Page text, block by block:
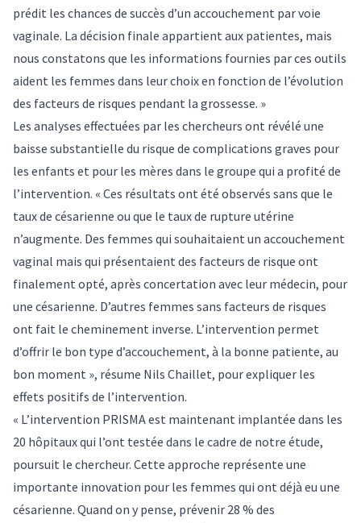
prédit les chances de succès d’un accouchement par voie
vaginale. La décision finale appartient aux patientes, mais
nous constatons que les informations fournies par ces outils
aident les femmes dans leur choix en fonction de l’évolution
des facteurs de risques pendant la grossesse. »
Les analyses effectuées par les chercheurs ont révélé une
baisse substantielle du risque de complications graves pour
les enfants et pour les mères dans le groupe qui a profité de
l’intervention. « Ces résultats ont été observés sans que le
taux de césarienne ou que le taux de rupture utérine
n’augmente. Des femmes qui souhaitaient un accouchement
vaginal mais qui présentaient des facteurs de risque ont
finalement opté, après concertation avec leur médecin, pour
une césarienne. D’autres femmes sans facteurs de risques
ont fait le cheminement inverse. L’intervention permet
d’offrir le bon type d’accouchement, à la bonne patiente, au
bon moment », résume Nils Chaillet, pour expliquer les
effets positifs de l’intervention.
« L’intervention PRISMA est maintenant implantée dans les
20 hôpitaux qui l’ont testée dans le cadre de notre étude,
poursuit le chercheur. Cette approche représente une
importante innovation pour les femmes qui ont déjà eu une
césarienne. Quand on y pense, prévenir 28 % des